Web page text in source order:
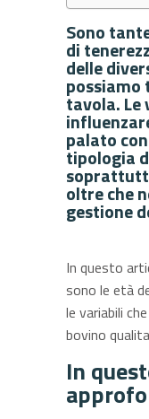
Sono
di
delle
tavola. Le
palato
tipologia
oltre che
gestione
In questo
sono le età
le variabili
bovino
In